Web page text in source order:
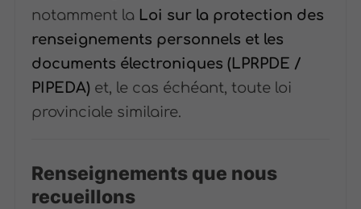
notamment la Loi sur la protection des
renseignements personnels et les
documents électroniques (LPRPDE /
PIPEDA)et, le cas échéant, toute loi
provinciale similaire.
Renseignements que nous
recueillons